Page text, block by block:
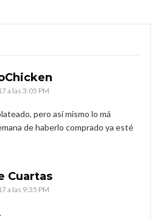
a las 3:05 PM
pero así mismo lo má
de haberlo comprado ya esté
Cuartas
a las 9:35 PM